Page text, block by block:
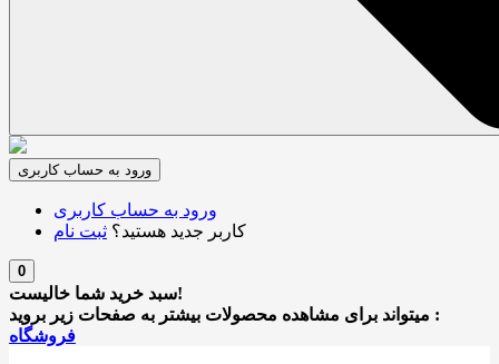
ورود به حساب کاربری
ورود به حساب کاربری
کاربر جدید هستید؟ ثبت نام
0
سبد خرید شما خالیست!
میتواند برای مشاهده محصولات بیشتر به صفحات زیر بروید :
فروشگاه